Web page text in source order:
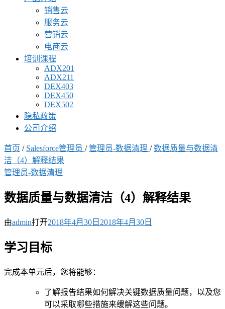
销售云
服务云
营销云
电商云
培训课程
ADX201
ADX211
DEX403
DEX450
DEX502
隐私政策
公司介绍
首页 / Salesforce管理员 / 管理员-数据清理 / 数据质量与数据清
洁（4）解释结果
管理员-数据清理
数据质量与数据清洁（4）解释结果
由admin打开2018年4月30日 2018年4月30日
学习目标
完成本单元后，您将能够：
了解报告结果如何解决关键数据质量问题，以及您
可以采取哪些措施来缓解这些问题。